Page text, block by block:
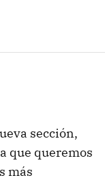
sección,
que queremos
más